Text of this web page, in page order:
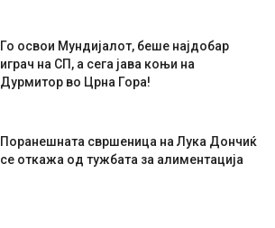
Го освои Мундијалот, беше најдобар
играч на СП, а сега јава коњи на
Дурмитор во Црна Гора!
Поранешната свршеница на Лука Дончиќ
се откажа од тужбата за алиментација